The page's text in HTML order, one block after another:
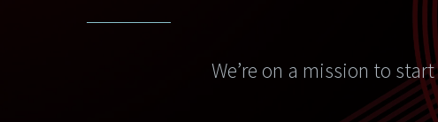
We’re on a mission to